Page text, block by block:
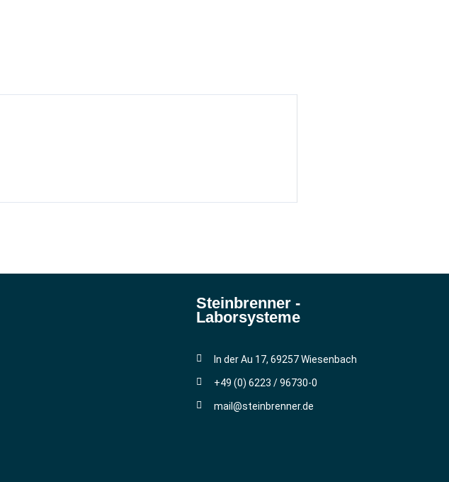
Steinbrenner ­
Laborsysteme
In der Au 17, 69257 Wiesenbach
+49 (0) 6223 / 96730-0
mail@steinbrenner.de